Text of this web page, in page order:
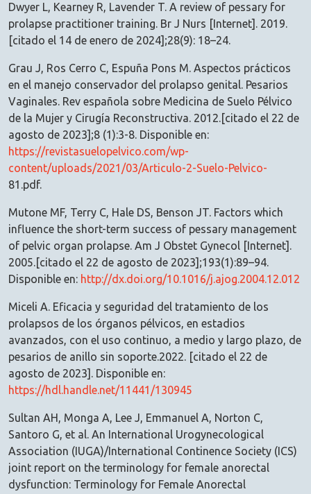
Dwyer L, Kearney R, Lavender T. A review of pessary for
prolapse practitioner training. Br J Nurs [Internet]. 2019.
[citado el 14 de enero de 2024];28(9): 18–24.
Grau J, Ros Cerro C, Espuña Pons M. Aspectos prácticos
en el manejo conservador del prolapso genital. Pesarios
Vaginales. Rev española sobre Medicina de Suelo Pélvico
de la Mujer y Cirugía Reconstructiva. 2012.[citado el 22 de
agosto de 2023];8 (1):3-8. Disponible en:
https://revistasuelopelvico.com/wp-
content/uploads/2021/03/Articulo-2-Suelo-Pelvico-
81.pdf.
Mutone MF, Terry C, Hale DS, Benson JT. Factors which
influence the short-term success of pessary management
of pelvic organ prolapse. Am J Obstet Gynecol [Internet].
2005.[citado el 22 de agosto de 2023];193(1):89–94.
Disponible en: http://dx.doi.org/10.1016/j.ajog.2004.12.012
Miceli A. Eficacia y seguridad del tratamiento de los
prolapsos de los órganos pélvicos, en estadios
avanzados, con el uso continuo, a medio y largo plazo, de
pesarios de anillo sin soporte.2022. [citado el 22 de
agosto de 2023]. Disponible en:
https://hdl.handle.net/11441/130945
Sultan AH, Monga A, Lee J, Emmanuel A, Norton C,
Santoro G, et al. An International Urogynecological
Association (IUGA)/International Continence Society (ICS)
joint report on the terminology for female anorectal
dysfunction: Terminology for Female Anorectal